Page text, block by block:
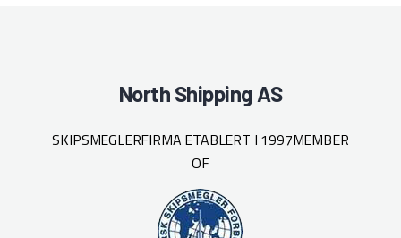
North Shipping AS
SKIPSMEGLERFIRMA ETABLERT I 1997MEMBER
OF